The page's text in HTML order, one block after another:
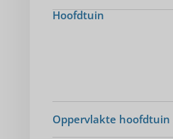
Hoofdtuin
Oppervlakte hoofdtuin